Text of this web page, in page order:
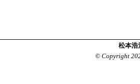
松本
© Copyright